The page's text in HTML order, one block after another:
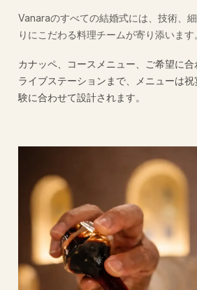
Vanaraのすべての結婚式には、技術、
りにこだわる料理チームが寄り添います
カナッペ、コースメニュー、ご希望に合
ライブステーションまで、メニューは
験に合わせて設計されます。